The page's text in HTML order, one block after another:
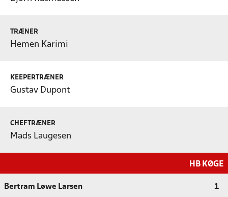
TRÆNER
Hemen Karimi
KEEPERTRÆNER
Gustav Dupont
CHEFTRÆNER
Mads Laugesen
HB KØGE
Bertram Løwe Larsen 1